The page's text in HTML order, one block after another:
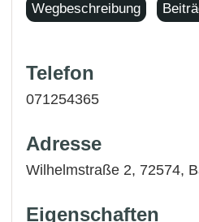
Wegbeschreibung
Telefon
071254365
Adresse
Wilhelmstraße 2, 72574,
Eigenschaften